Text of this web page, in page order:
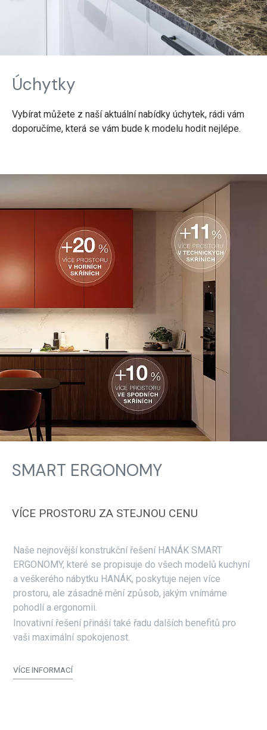
Úchytky
Vybírat můžete z naší aktuální nabídky úchytek, rádi vám
doporučíme, která se vám bude k modelu hodit nejlépe.
SMART ERGONOMY
VÍCE PROSTORU ZA STEJNOU CENU
Naše nejnovější konstrukční řešení HANÁK SMART
ERGONOMY, které se propisuje do všech modelů kuchyní
a veškerého nábytku HANÁK, poskytuje nejen více
prostoru, ale zásadně mění způsob, jakým vnímáme
pohodlí a ergonomii.
Inovativní řešení přináší také řadu dalších benefitů pro
vaši maximální spokojenost.
VÍCE INFORMACÍ